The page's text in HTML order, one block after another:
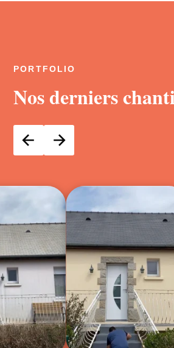
PORTFOLIO
Nos derniers